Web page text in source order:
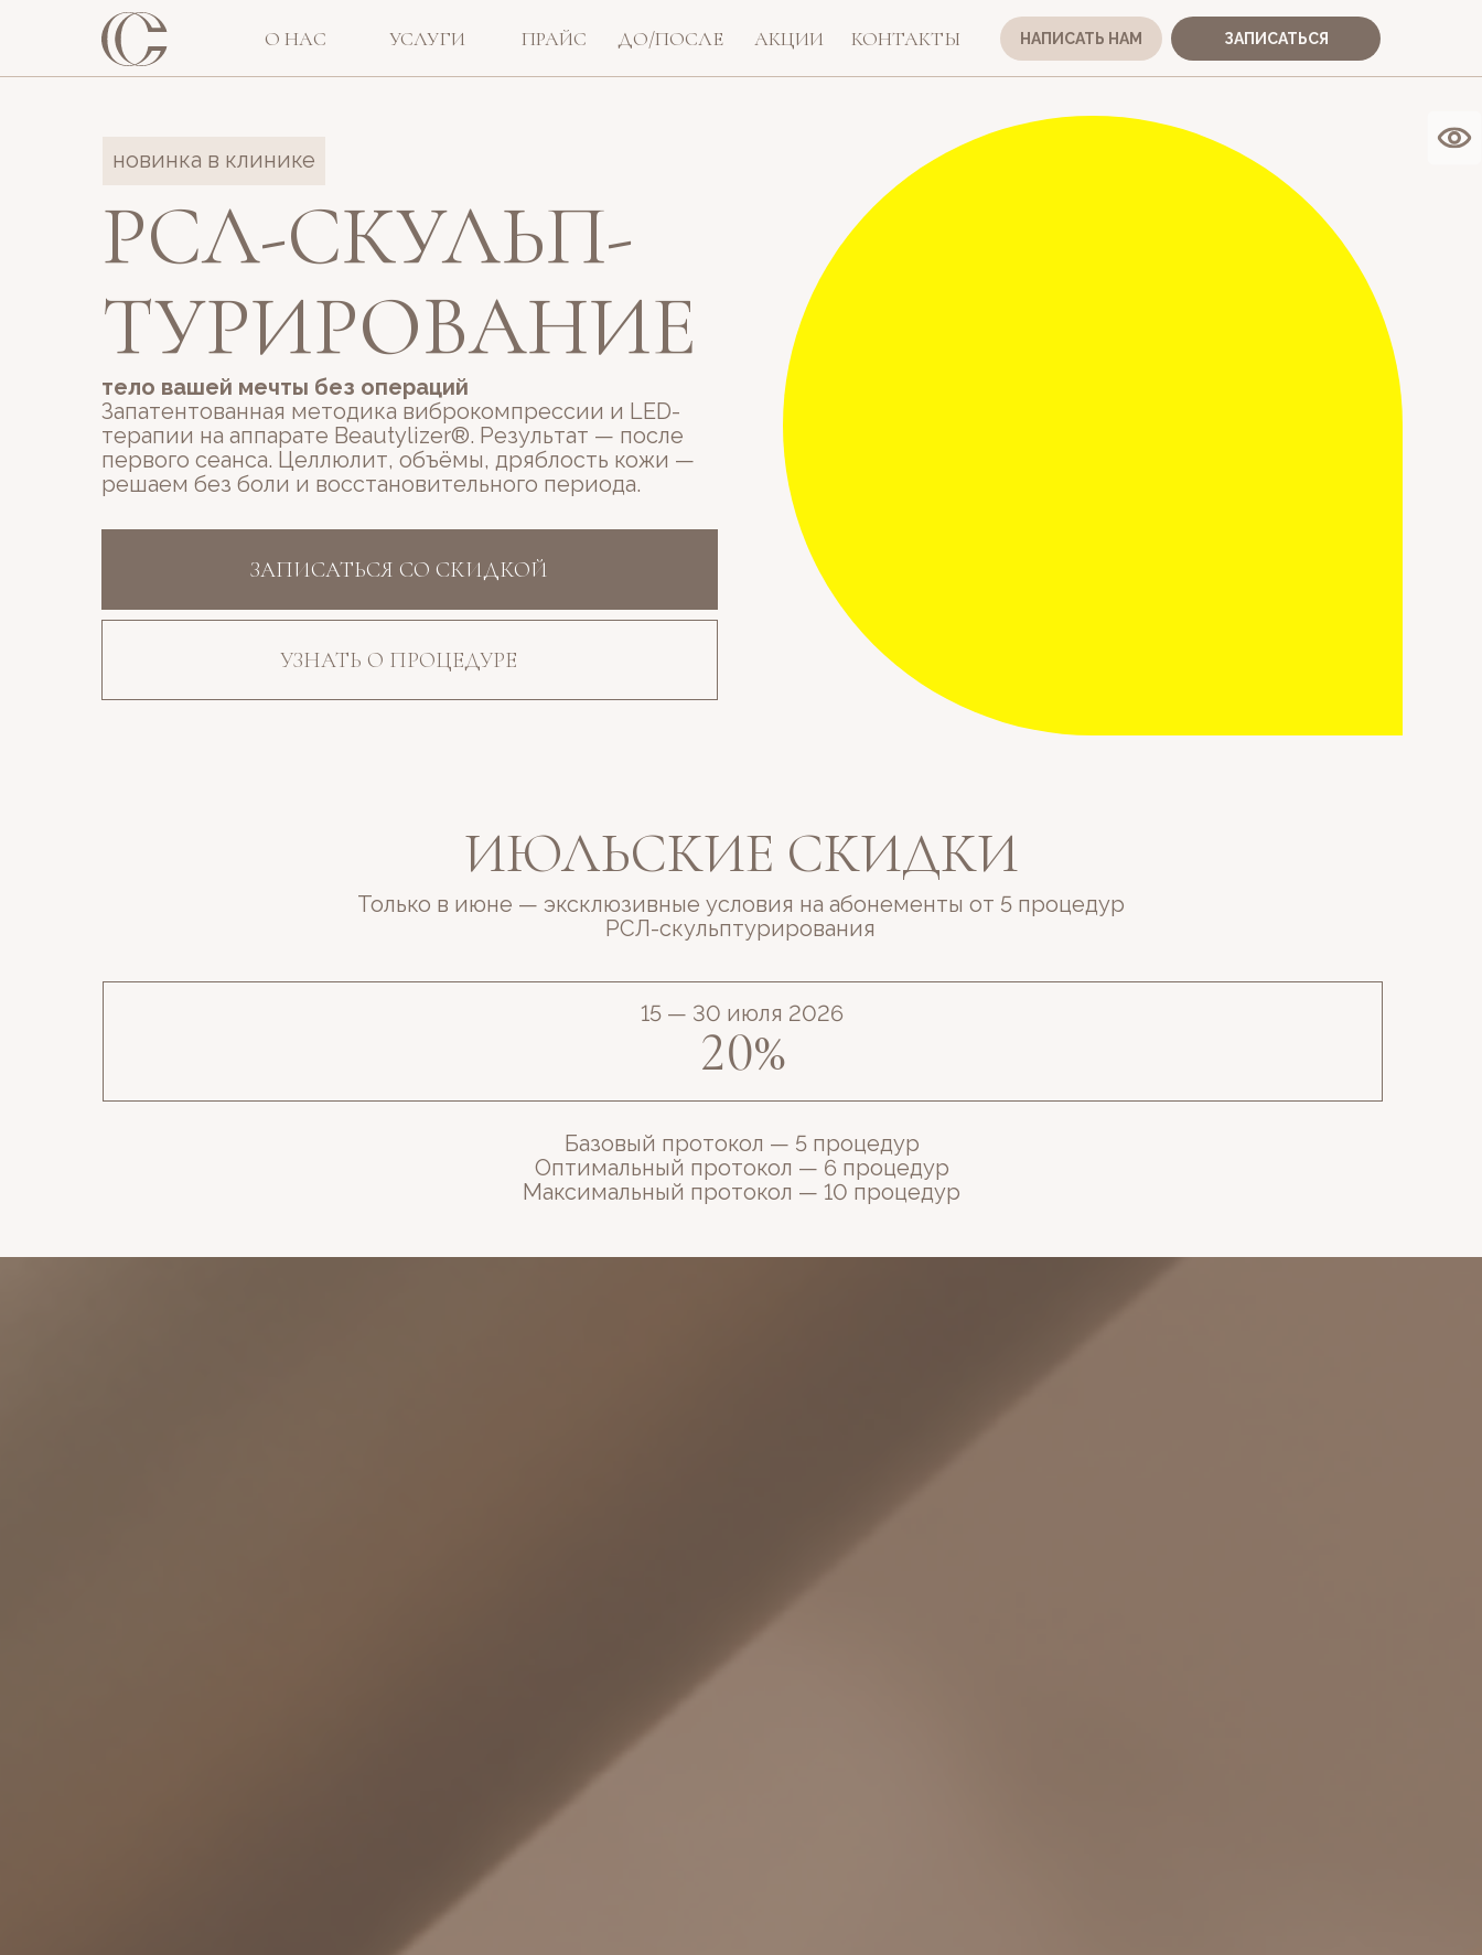
ЗАПИСАТЬСЯ
НАПИСАТЬ НАМ
КОНТАКТЫ
АКЦИИ
ДО/ПОСЛЕ
ПРАЙС
УСЛУГИ
О НАС
РСЛ-СКУЛЬП­
ТУРИ­РОВАНИЕ
тело вашей мечты без операций
Запатентованная методика виброкомпрессии и LED-
терапии на аппарате Beautylizer®. Результат — после
первого сеанса. Целлюлит, объёмы, дряблость кожи —
решаем без боли и восстановительного периода.
ЗАПИСАТЬСЯ СО СКИДКОЙ
УЗНАТЬ О ПРОЦЕДУРЕ
новинка в клинике
ИЮЛЬСКИЕ СКИДКИ
Только в июне — эксклюзивные условия на абонементы от 5 процедур
РСЛ-скульптурирования
Базовый протокол — 5 процедур
Оптимальный протокол — 6 процедур
Максимальный протокол — 10 процедур
20%
15 — 30 июля 2026